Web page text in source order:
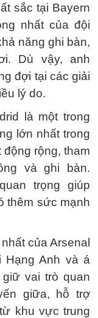
sắc tại Bayern
nhất của đội
năng ghi bàn,
Dù vậy, anh
đợi tại các giải
lý do.
là một trong
lớn nhất trong
rộng, tham
và ghi bàn.
trọng giúp
thêm sức mạnh
của Arsenal
Hạng Anh và á
giữ vai trò quan
giữa, hỗ trợ
khu vực trung